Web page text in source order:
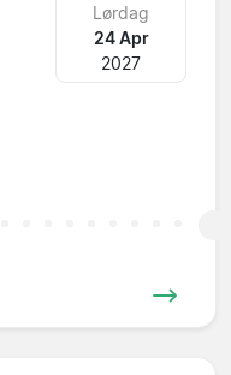
Lørdag
24 Apr
2027